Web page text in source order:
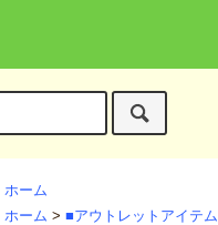
ホーム
ホーム > ■アウトレットアイテム